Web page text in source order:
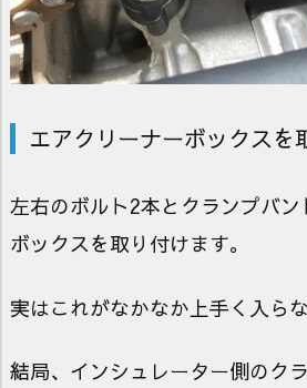
エアクリーナーボックスを
左右のボルト2本とクランプバ
ボックスを取り付けます。
実はこれがなかなか上手く入らな
結局、インシュレーター側のク